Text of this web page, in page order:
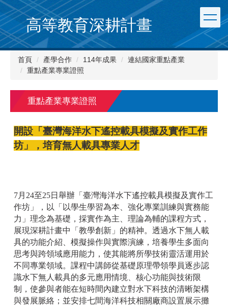
跳
到
主
要
內
高等教育深耕計畫
首頁 產學合作 114年成果
連結國家重點產業
重點產業專業證照
重點產業專業證照
開設「臺灣海洋水下遙控載具模擬及實作工作
坊」，培育無人載具專業人才
7月24至25日舉辦「臺灣海洋水下遙控載具模擬及實作工
作坊」，以「以學生學習為本、強化專業訓練與實務能
力」理念為基礎，採實作為主、理論為輔的課程方式，
展現深耕計畫中「教學創新」的精神。透過水下無人載
具的功能介紹、模擬操作與實際演練，培養學生多面向
思考與跨領域應用能力，使其能將所學技術靈活運用於
不同專業領域。課程中講師從基礎原理帶領學員逐步認
識水下無人載具的多元應用情境、核心功能與技術限
制，使參與者能在短時間內建立對水下科技的清晰架構
與發展脈絡；並安排七間海洋科技相關廠商設置展示攤